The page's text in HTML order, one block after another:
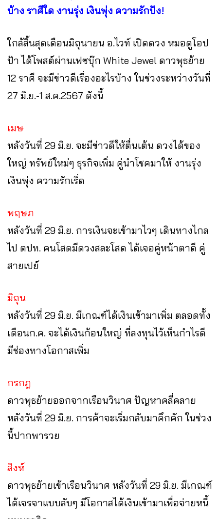
บ้าง ราศีใด งานรุ่ง เงินพุ่ง ความรักปัง!
ใกล้สิ้นสุดเดือนมิถุนายน อ.ไวท์ เปิดดวง หมอดูโอป
ป้า ได้โพสต์ผ่านเฟซบุ๊ก White Jewel ดาวพุธย้าย
12 ราศี จะมีข่าวดีเรื่องอะไรบ้าง ในช่วงระหว่างวันที่
27 มิ.ย.-1 ส.ค.2567 ดังนี้
เมษ
หลังวันที่ 29 มิ.ย. จะมีข่าวดีให้ตื่นเต้น ดวงได้ของ
ใหญ่ ทรัพย์ใหม่ๆ ธุรกิจเพิ่ม คู่นำโชคมาให้ งานรุ่ง
เงินพุ่ง ความรักเริ่ด
พฤษภ
หลังวันที่ 29 มิ.ย. การเงินจะเข้ามาไวๆ เดินทางไกล
ไป ตปท. คนโสดมีดวงสละโสด ได้เจอคู่หน้าตาดี คู่
สายเปย์
มิถุน
หลังวันที่ 29 มิ.ย. มีเกณฑ์ได้เงินเข้ามาเพิ่ม ตลอดทั้ง
เดือนก.ค. จะได้เงินก้อนใหญ่ ที่ลงทุนไว้เห็นกำไรดี
มีช่องทางโอกาสเพิ่ม
กรกฎ
ดาวพุธย้ายออกจากเรือนวินาศ ปัญหาคลี่คลาย
หลังวันที่ 29 มิ.ย. การค้าจะเริ่มกลับมาคึกคัก ในช่วง
นี้ปากพารวย
สิงห์
ดาวพุธย้ายเข้าเรือนวินาศ หลังวันที่ 29 มิ.ย. มีเกณฑ์
ได้เจรจาแบบลับๆ มีโอกาสได้เงินเข้ามาเพื่อจ่ายหนี้